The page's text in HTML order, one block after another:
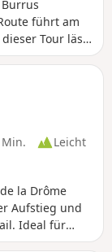
Jeden
den nächsten
führt am
Tour lässt
den langen
im Rahmen der
ist das
steht er
den lokalen
1. Juli und
DDT-SEF-
und zum
Jeden
den nächsten
Leicht
la Drôme
Aufstieg und
Ideal für